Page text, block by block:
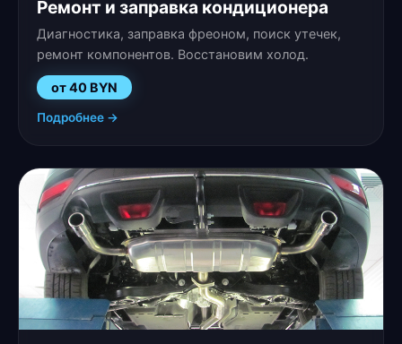
Ремонт и заправка кондиционера
Диагностика, заправка фреоном, поиск утечек,
ремонт компонентов. Восстановим холод.
от 40 BYN
Подробнее →